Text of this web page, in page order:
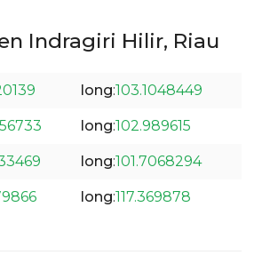
Indragiri Hilir, Riau
long:103.1048449
long:102.989615
long:101.7068294
long:117.369878